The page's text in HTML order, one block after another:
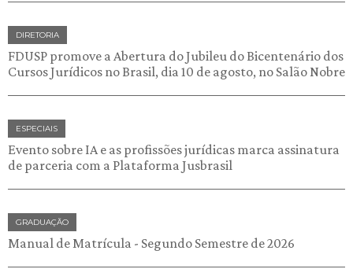
DIRETORIA
FDUSP promove a Abertura do Jubileu do Bicentenário dos
Cursos Jurídicos no Brasil, dia 10 de agosto, no Salão Nobre
ESPECIAIS
Evento sobre IA e as profissões jurídicas marca assinatura
de parceria com a Plataforma Jusbrasil
GRADUAÇÃO
Manual de Matrícula - Segundo Semestre de 2026